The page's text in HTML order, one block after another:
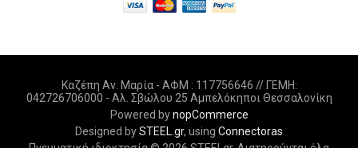
Καζέπη Αν. Μαρία - ΑΦΜ : 117756646 // ΓΕΜΗ:
042726706000 - Αλ. Σβώλου 25 Αμπελόκηποι Θεσσαλονίκη
Powered bynopCommerce
Designed bySTEEL.gr, using Connectoras